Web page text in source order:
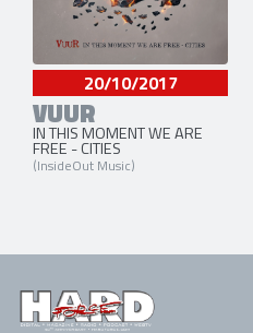
20/10/2017
VUUR
IN THIS MOMENT WE ARE
FREE - CITIES
(InsideOut Music)